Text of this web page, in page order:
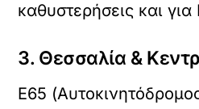
καθυστερήσεις και για
3. Θεσσαλία &
Ε65